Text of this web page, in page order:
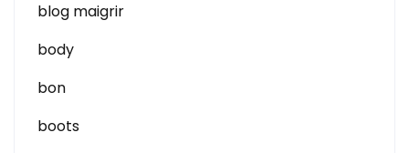
blog maigrir
body
bon
boots